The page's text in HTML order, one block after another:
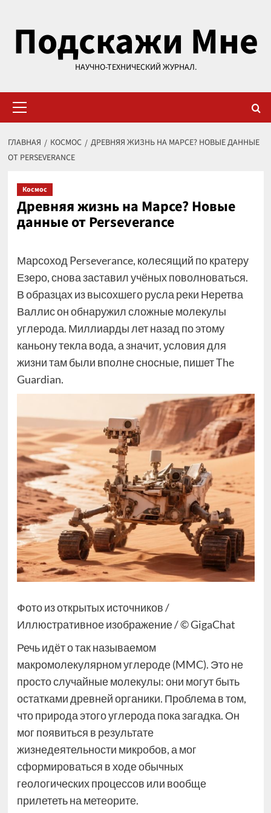
содержимому
Подскажи Мне
НАУЧНО-ТЕХНИЧЕСКИЙ ЖУРНАЛ.
меню
ГЛАВНАЯ КОСМОС
ДРЕВНЯЯ ЖИЗНЬ НА МАРСЕ? НОВЫЕ ДАННЫЕ
ОТ PERSEVERANCE
Космос
Древняя жизнь на Марсе? Новые
данные от Perseverance
Марсоход Perseverance, колесящий по кратеру
Езеро, снова заставил учёных поволноваться.
В образцах из высохшего русла реки Неретва
Валлис он обнаружил сложные молекулы
углерода. Миллиарды лет назад по этому
каньону текла вода, а значит, условия для
жизни там были вполне сносные, пишет The
Guardian.
Фото из открытых источников /
Иллюстративное изображение / © GigaChat
Речь идёт о так называемом
макромолекулярном углероде (MMC). Это не
просто случайные молекулы: они могут быть
остатками древней органики. Проблема в том,
что природа этого углерода пока загадка. Он
мог появиться в результате
жизнедеятельности микробов, а мог
сформироваться в ходе обычных
геологических процессов или вообще
прилететь на метеорите.